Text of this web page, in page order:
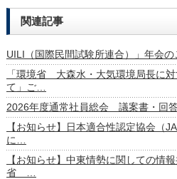
関連記事
UILI（国際民間試験所連合）」年会の
「環境省 大森水・大気環境局長に
て」ご…
2026年度通常社員総会 議案書・回
【お知らせ】日本適合性認定協会（
に…
【お知らせ】中東情勢に関しての情
省 …